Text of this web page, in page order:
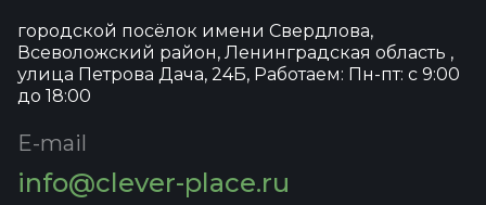
городской посёлок имени Свердлова,
Всеволожский район, Ленинградская область ,
улица Петрова Дача, 24Б, Работаем: Пн-пт: с 9:00
до 18:00
E-mail
info@clever-place.ru